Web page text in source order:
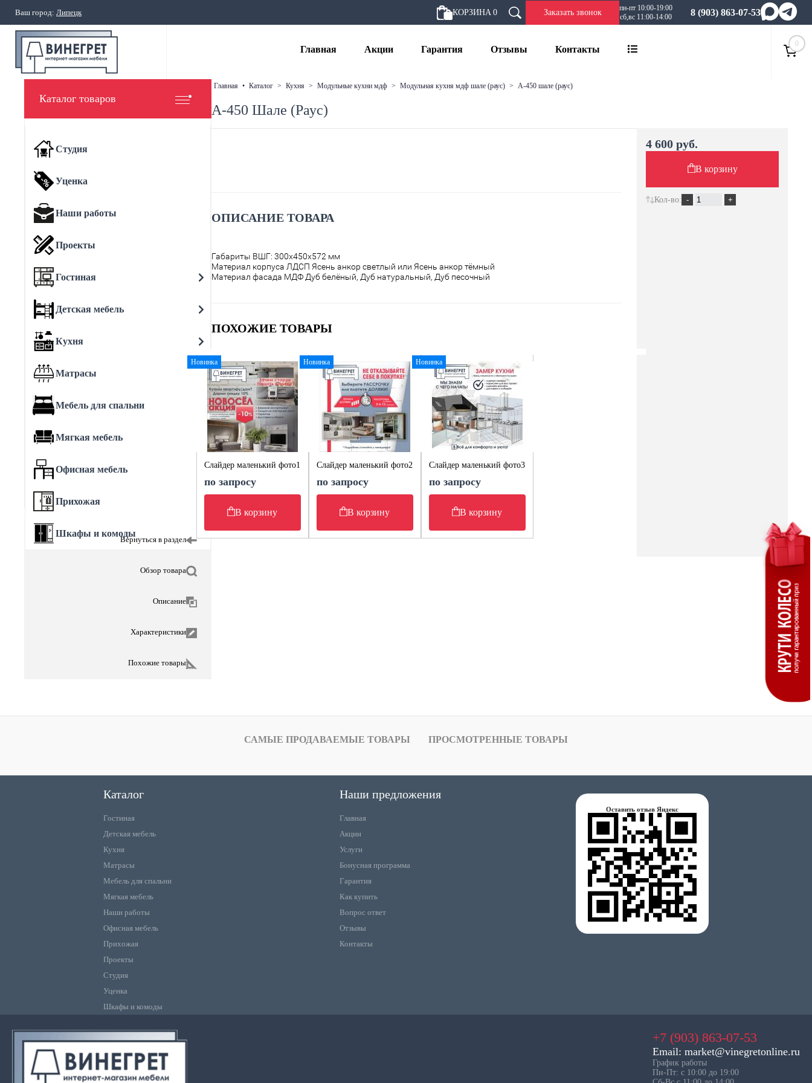
Ваш город: Липецк КОРЗИНА 0 Заказать звонок
пн-пт 10:00-19:00
сб,вс 11:00-14:00
8 (903) 863-07-53
Главная Акции Гарантия Отзывы Контакты
0
Каталог товаров
Студия
Уценка
Наши работы
Проекты
Гостиная
Детская мебель
Кухня
Матрасы
Мебель для спальни
Мягкая мебель
Офисная мебель
Прихожая
Шкафы и комоды
Вернуться в раздел
Обзор товара
Описание
Характеристики
Похожие товары
главная • каталог > кухня > модульные кухни мдф > модульная кухня мдф шале (раус) > а-450 шале (раус)
А-450 Шале (Раус)
ОПИСАНИЕ ТОВАРА
Габариты ВШГ: 300х450х572 мм
Материал корпуса ЛДСП Ясень анкор светлый или Ясень анкор тёмный
Материал фасада МДФ Дуб белёный, Дуб натуральный, Дуб песочный
ПОХОЖИЕ ТОВАРЫ
Новинка
Слайдер маленький фото1
по запросу
В корзину
Новинка
Слайдер маленький фото2
по запросу
В корзину
Новинка
Слайдер маленький фото3
по запросу
В корзину
4 600 руб.
В корзину
Кол-во:
САМЫЕ ПРОДАВАЕМЫЕ ТОВАРЫ ПРОСМОТРЕННЫЕ ТОВАРЫ
Каталог
Гостиная
Детская мебель
Кухня
Матрасы
Мебель для спальни
Мягкая мебель
Наши работы
Офисная мебель
Прихожая
Проекты
Студия
Уценка
Шкафы и комоды
Наши предложения
Главная
Акции
Услуги
Бонусная программа
Гарантия
Как купить
Вопрос ответ
Отзывы
Контакты
Оставить отзыв Яндекс
+7 (903) 863-07-53
Email: market@vinegretonline.ru
График работы
Пн-Пт: с 10:00 до 19:00